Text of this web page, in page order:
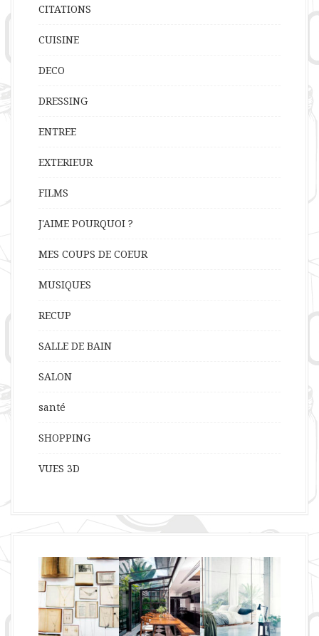
CITATIONS
CUISINE
DECO
DRESSING
ENTREE
EXTERIEUR
FILMS
J'AIME POURQUOI ?
MES COUPS DE COEUR
MUSIQUES
RECUP
SALLE DE BAIN
SALON
santé
SHOPPING
VUES 3D